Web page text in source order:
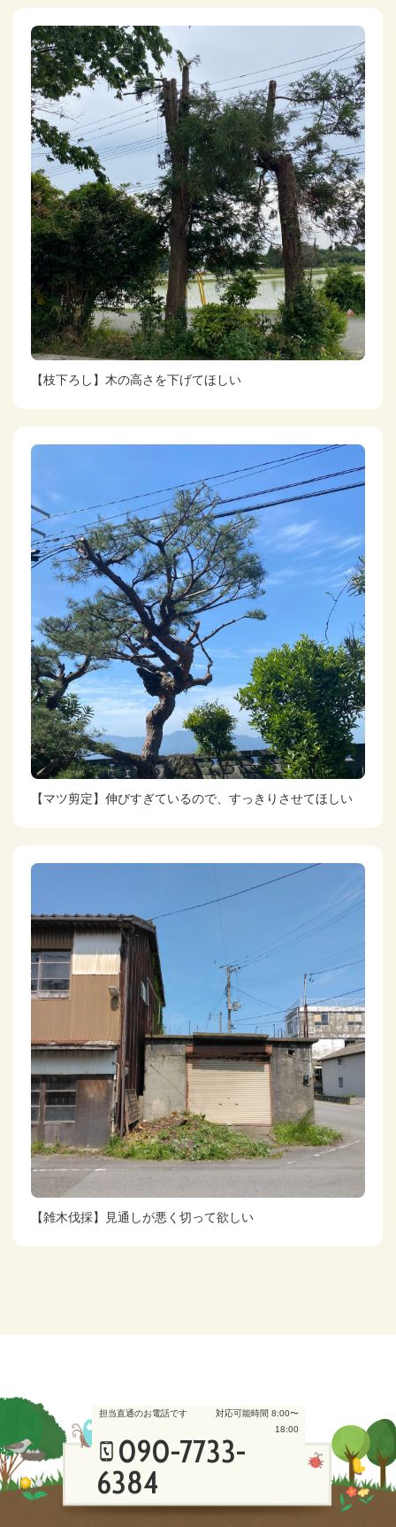
【枝下ろし】木の高さを下げてほしい
【マツ剪定】伸びすぎているので、すっきりさせてほしい
【雑木伐採】見通しが悪く切って欲しい
090-7733-
6384
担当直通のお電話です
対応可能時間 8:00〜
18:00